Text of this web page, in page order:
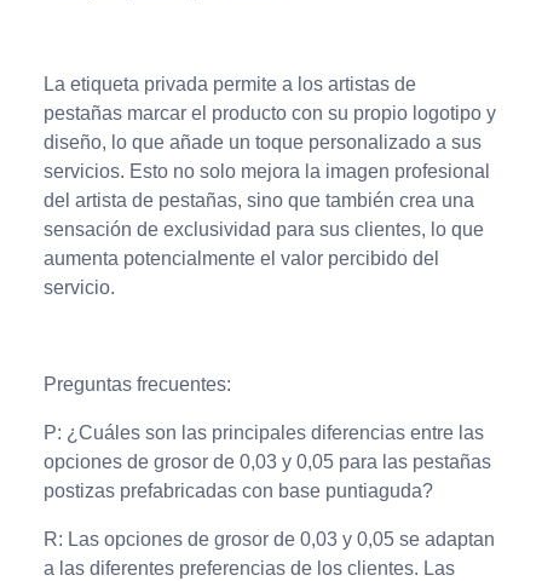
La etiqueta privada permite a los artistas de
pestañas marcar el producto con su propio logotipo y
diseño, lo que añade un toque personalizado a sus
servicios. Esto no solo mejora la imagen profesional
del artista de pestañas, sino que también crea una
sensación de exclusividad para sus clientes, lo que
aumenta potencialmente el valor percibido del
servicio.
Preguntas frecuentes:
P: ¿Cuáles son las principales diferencias entre las
opciones de grosor de 0,03 y 0,05 para las pestañas
postizas prefabricadas con base puntiaguda?
R: Las opciones de grosor de 0,03 y 0,05 se adaptan
a las diferentes preferencias de los clientes. Las